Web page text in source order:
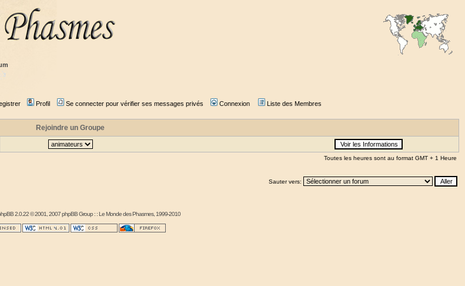
Profil Se connecter pour vérifier ses messages privés Connexion Liste des Membres
Rejoindre un Groupe
Toutes les heures sont au format GMT + 1 Heure
Sauter vers:
2.0.22 © 2001, 2007 phpBB Group : :Le Monde des Phasmes, 1999-2010